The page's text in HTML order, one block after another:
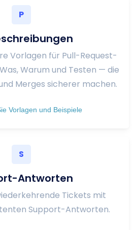
P
Vorlagen für Pull-Request-
Warum und Testen — die
Merges sicherer machen.
Vorlagen und Beispiele
S
Antworten
Tickets mit
Support-Antworten.